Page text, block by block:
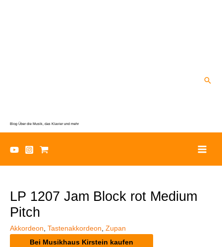
Blog Über die Musik, das Klavier und mehr
LP 1207 Jam Block rot Medium
Pitch
Akkordeon Tastenakkordeon Zupan
Bei Musikhaus Kirstein kaufen